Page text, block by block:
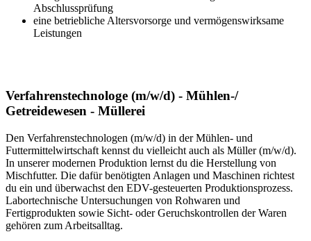
Abschlussprüfung
eine betriebliche Altersvorsorge und vermögenswirksame
Leistungen
Verfahrenstechnologe (m/w/d) - Mühlen-/
Getreidewesen - Müllerei
Den Verfahrenstechnologen (m/w/d) in der Mühlen- und
Futtermittelwirtschaft kennst du vielleicht auch als Müller (m/w/d).
In unserer modernen Produktion lernst du die Herstellung von
Mischfutter. Die dafür benötigten Anlagen und Maschinen richtest
du ein und überwachst den EDV-gesteuerten Produktionsprozess.
Labortechnische Untersuchungen von Rohwaren und
Fertigprodukten sowie Sicht- oder Geruchskontrollen der Waren
gehören zum Arbeitsalltag.